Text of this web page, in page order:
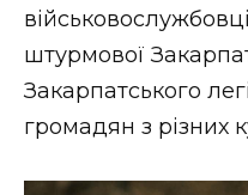
штурмової
Закарпатського
громадян з різних